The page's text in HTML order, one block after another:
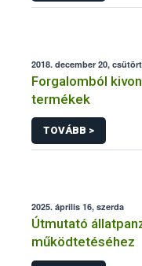
2018. december 20,
Forgalomból
termékek
TOVÁBB >
2025. április 16, szerda
Útmutató
működtetéséhez